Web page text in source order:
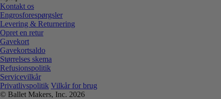
Kontakt os
Engrosforespørgsler
Levering & Returnering
Opret en retur
Gavekort
Gavekortsaldo
Størrelses skema
Refusionspolitik
Servicevilkår
Privatlivspolitik Vilkår for brug
© Ballet Makers, Inc. 2026